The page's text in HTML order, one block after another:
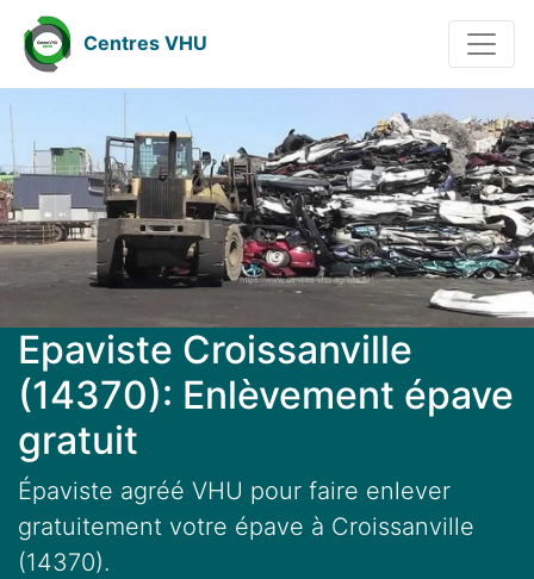
Centres VHU
Epaviste Croissanville
(14370): Enlèvement épave
gratuit
Épaviste agréé VHU pour faire enlever
gratuitement votre épave à Croissanville
(14370).